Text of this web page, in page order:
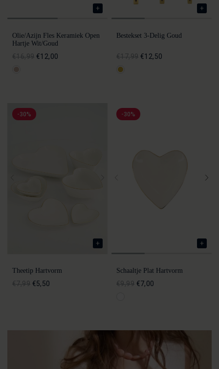
Olie/azijn Fles Keramiek Open
Hartje Wit/goud
€16,99 €12,00
Bestekset 3-Delig Goud
€17,99 €12,50
-30%
Theetip Hartvorm
€7,99 €5,50
-30%
Schaaltje Plat Hartvorm
€9,99 €7,00